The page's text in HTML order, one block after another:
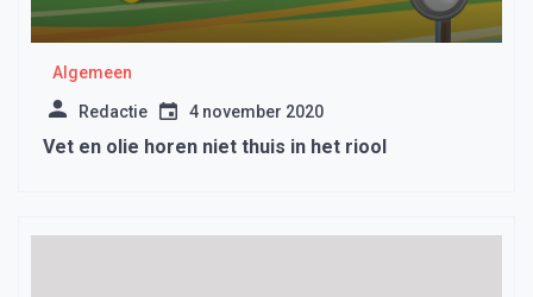
Algemeen
Redactie 4 november 2020
Vet en olie horen niet thuis in het riool